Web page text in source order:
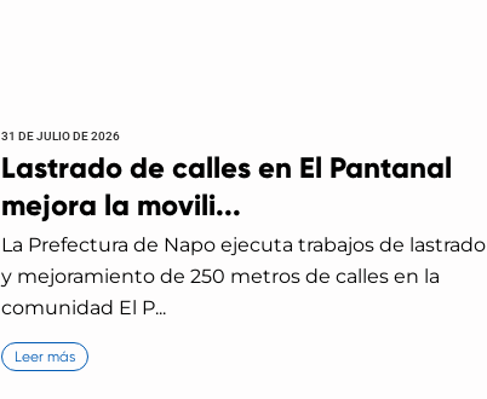
31 DE JULIO DE 2026
Lastrado de calles en El Pantanal
mejora la movili...
La Prefectura de Napo ejecuta trabajos de lastrado
y mejoramiento de 250 metros de calles en la
comunidad El P...
Leer más